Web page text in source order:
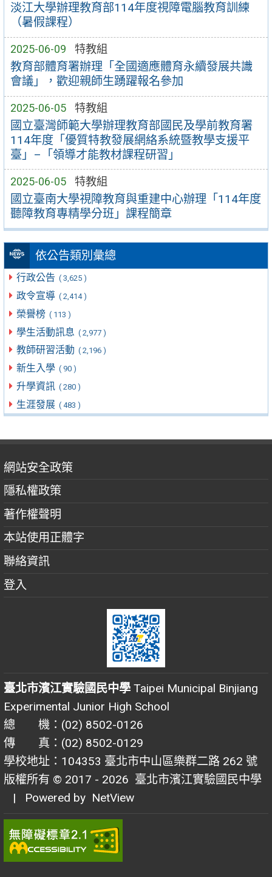
淡江大學辦理教育部114年度視障電腦教育訓練
（暑假課程）
2025-06-09 特教組
教育部體育署辦理「全國適應體育永續發展共識
會議」，歡迎親師生踴躍報名參加
2025-06-05 特教組
國立臺灣師範大學辦理教育部國民及學前教育署
114年度「優質特教發展網絡系統暨教學支援平
臺」–「領導才能教材課程研習」
2025-06-05 特教組
國立臺南大學視障教育與重建中心辦理「114年度
聽障教育專精學分班」課程簡章
依公告類別彙總
行政公告 ( 3,625 )
政令宣導 ( 2,414 )
榮譽榜 ( 113 )
學生活動訊息 ( 2,977 )
教師研習活動 ( 2,196 )
新生入學 ( 90 )
升學資訊 ( 280 )
生涯發展 ( 483 )
網站安全政策
隱私權政策
著作權聲明
本站使用正體字
聯絡資訊
登入
臺北市濱江實驗國民中學 Taipei Municipal Binjiang
Experimental Junior High School
總 機：(02) 8502-0126
傳 真：(02) 8502-0129
學校地址：104353 臺北市中山區樂群二路 262 號
版權所有 © 2017 - 2026 臺北市濱江實驗國民中學
| Powered by NetView